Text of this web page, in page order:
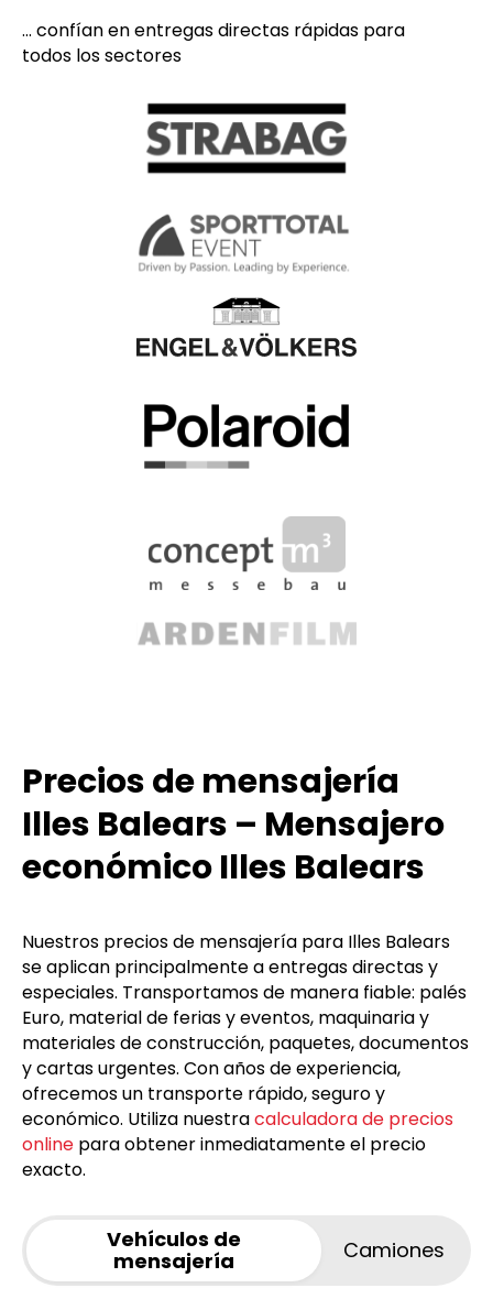
... confían en entregas directas rápidas para
todos los sectores
Precios de mensajería
Illes Balears – Mensajero
económico Illes Balears
Nuestros precios de mensajería para Illes Balears
se aplican principalmente a entregas directas y
especiales. Transportamos de manera fiable: palés
Euro, material de ferias y eventos, maquinaria y
materiales de construcción, paquetes, documentos
y cartas urgentes. Con años de experiencia,
ofrecemos un transporte rápido, seguro y
económico. Utiliza nuestracalculadora de precios
online para obtener inmediatamente el precio
exacto.
Vehículos de
mensajería
Camiones